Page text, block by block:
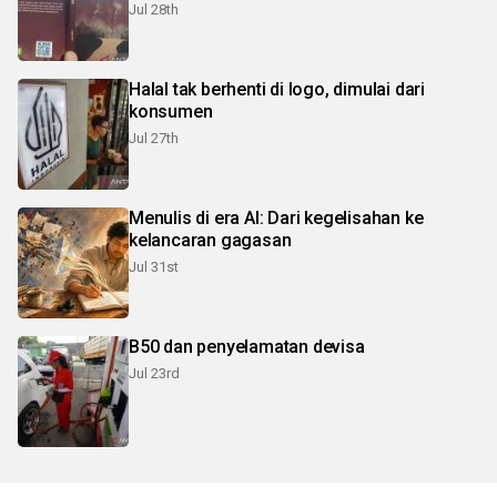
Jul 28th
Halal tak berhenti di logo, dimulai dari
konsumen
Jul 27th
Menulis di era AI: Dari kegelisahan ke
kelancaran gagasan
Jul 31st
B50 dan penyelamatan devisa
Jul 23rd